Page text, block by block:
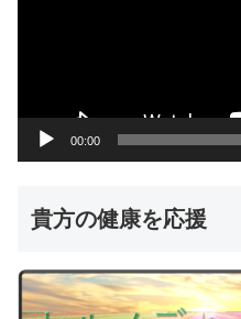
00:00
貴方の健康を応援